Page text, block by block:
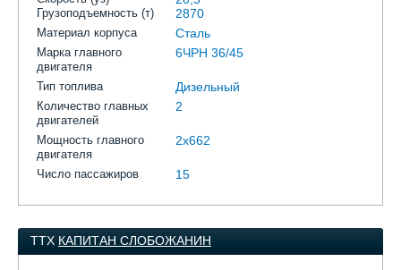
Грузоподъемность (т) 2870
Материал корпуса Сталь
Марка главного
двигателя
6ЧРН 36/45
Тип топлива Дизельный
Количество главных
двигателей
2
Мощность главного
двигателя
2х662
Число пассажиров 15
ТТХ КАПИТАН СЛОБОЖАНИН